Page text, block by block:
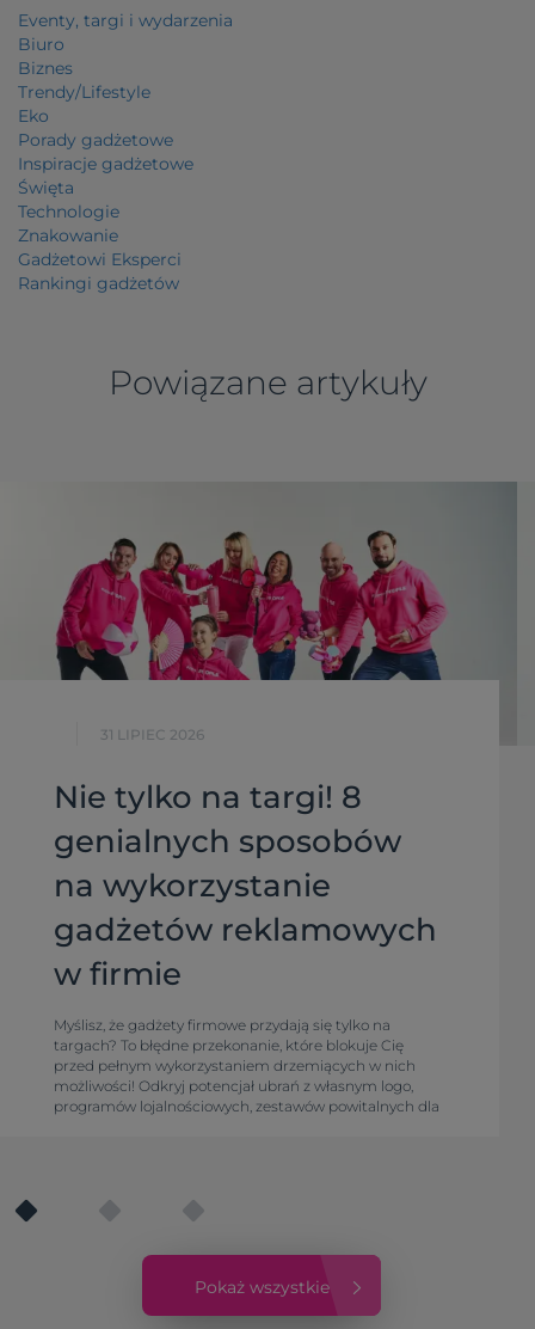
Eventy, targi i wydarzenia
Biuro
Biznes
Trendy/Lifestyle
Eko
Porady gadżetowe
Inspiracje gadżetowe
Święta
Technologie
Znakowanie
Gadżetowi Eksperci
Rankingi gadżetów
Powiązane artykuły
31 LIPIEC 2026
Nie tylko na targi! 8
genialnych sposobów
na wykorzystanie
gadżetów reklamowych
w firmie
Myślisz, że gadżety firmowe przydają się tylko na
targach? To błędne przekonanie, które blokuje Cię
przed pełnym wykorzystaniem drzemiących w nich
możliwości! Odkryj potencjał ubrań z własnym logo,
programów lojalnościowych, zestawów powitalnych dla
Pokaż wszystkie